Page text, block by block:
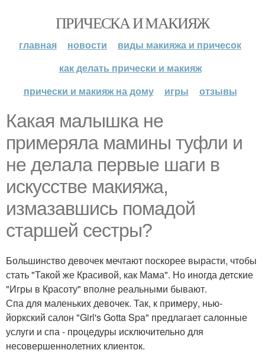
ПРИЧЕСКА И МАКИЯЖ
главная новости
виды макияжа и причесок
как делать прически и макияж
прически и макияж на дому
игры отзывы
Какая малышка не
примеряла мамины туфли и
не делала первые шаги в
искусстве макияжа,
измазавшись помадой
старшей сестры?
Большинство девочек мечтают поскорее вырасти, чтобы
стать "Такой же Красивой, как Мама". Но иногда детские
"Игры в Красоту" вполне реальными бывают.
Спа для маленьких девочек. Так, к примеру, нью-
йоркский салон "Girl's Gotta Spa" предлагает салонные
услуги и спа - процедуры исключительно для
несовершеннолетних клиенток.